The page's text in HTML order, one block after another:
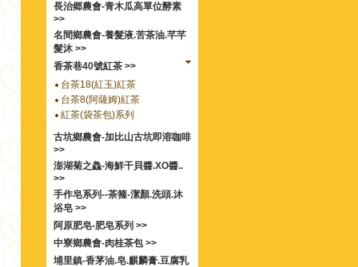
長治郷農會-青木瓜高單位酵素
>>
名間鄉農會-養髮液.苦茶油.芊芊
髮沐 >>
香茶巷40號紅茶 >>
台茶18(紅玉)紅茶
台茶8(阿薩姆)紅茶
紅茶(袋茶包)系列
古坑鄉農會-加比山古坑即溶咖啡
>>
澎湖菊之鱻-海鮮干貝醬.XO醬..
>>
手作皂系列--茶箍-潔顏.洗頭.沐
浴皂 >>
阿原肥皂-肥皂系列 >>
中寮鄉農會-肉桂茶包 >>
埔里鎮-香茅油.皂.麒麟膏.豆腐乳